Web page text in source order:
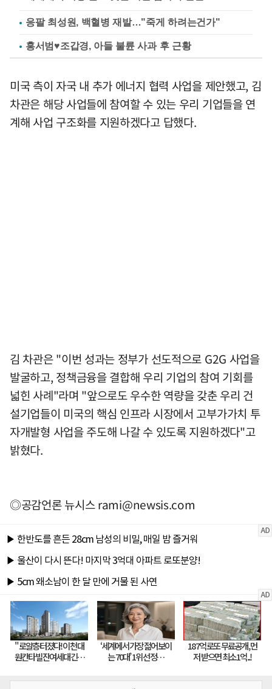
응팔 최성원, 백혈병 재발…"죽게 하려는건가"
홍서범♥조갑경, 아들 불륜 사과 후 근황
미국 측이 자국 내 추가 에너지 협력 사업을 제안했고, 김
차관은 해당 사업들에 참여할 수 있는 우리 기업들을 연
계해 사업 구조화를 지원하겠다고 답했다.
김 차관은 "이번 성과는 정부가 선도적으로 G2G 사업을
발굴하고, 정책금융을 결합해 우리 기업의 참여 기회를
넓힌 사례"라며 "앞으로도 우수한 역량을 갖춘 우리 건
설기업들이 미국의 핵심 인프라 시장에서 고부가가치 투
자개발형 사업을 주도해 나갈 수 있도록 지원하겠다"고
밝혔다.
◎공감언론 뉴시스rami@newsis.com